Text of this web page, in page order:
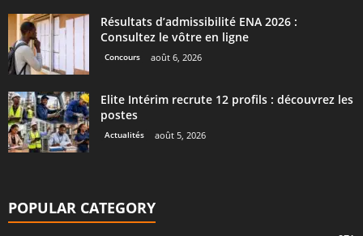
Résultats d’admissibilité ENA 2026 :
Consultez le vôtre en ligne
Concours août 6, 2026
Elite Intérim recrute 12 profils : découvrez les
postes
Actualités août 5, 2026
POPULAR CATEGORY